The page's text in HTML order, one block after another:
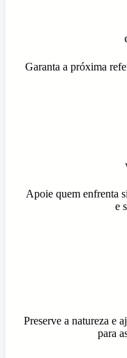
Garanta a próxima
Apoie quem enfrenta
e
Preserve a natureza e
para